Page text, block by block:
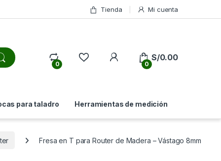
Tienda Mi cuenta
0
My Account
0
S/0.00
para taladro Herramientas de medición
Fresa en T para Router de Madera – Vástago 8mm